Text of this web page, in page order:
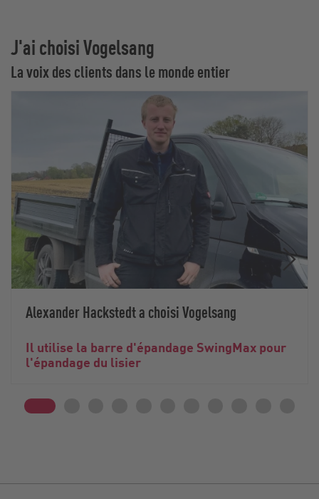
J'ai choisi Vogelsang
La voix des clients dans le monde entier
Alexander Hackstedt a choisi Vogelsang
Il utilise la barre d'épandage SwingMax pour
l'épandage du lisier